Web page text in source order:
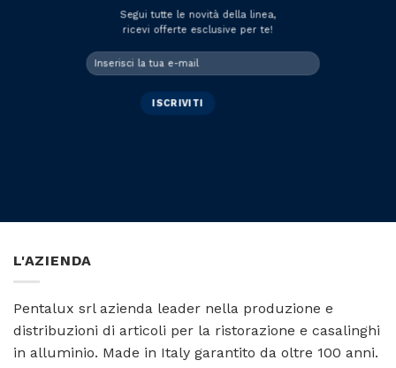
Segui tutte le novità della linea,
ricevi offerte esclusive per te!
L'AZIENDA
Pentalux srl azienda leader nella produzione e
distribuzioni di articoli per la ristorazione e casalinghi
in alluminio. Made in Italy garantito da oltre 100 anni.